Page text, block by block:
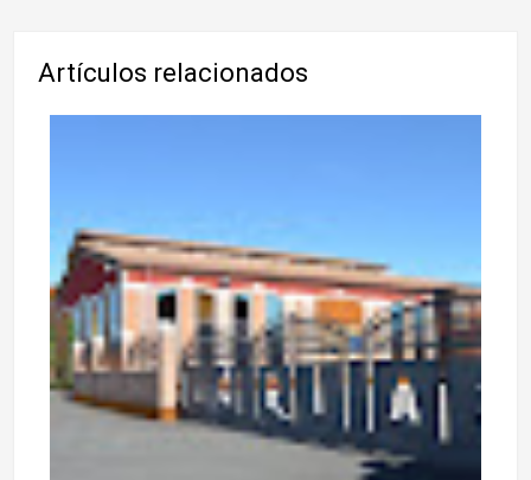
Artículos relacionados